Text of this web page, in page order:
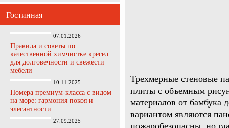
Гостинная
07.01.2026
Правила и советы по
качественной химчистке кресел
для долговечности и свежести
мебели
10.11.2025
Номера премиум-класса с видом
на море: гармония покоя и
элегантности
27.09.2025
Трехмерные стеновые
плиты с объемным
материалов от бамбука
вариантом являются
пожаробезопасны, но